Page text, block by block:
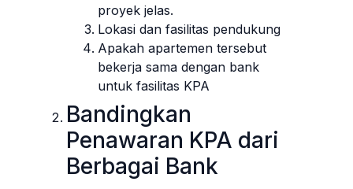
proyek jelas.
Lokasi dan fasilitas pendukung
Apakah apartemen tersebut
bekerja sama dengan bank
untuk fasilitas KPA
Bandingkan
Penawaran KPA dari
Berbagai Bank